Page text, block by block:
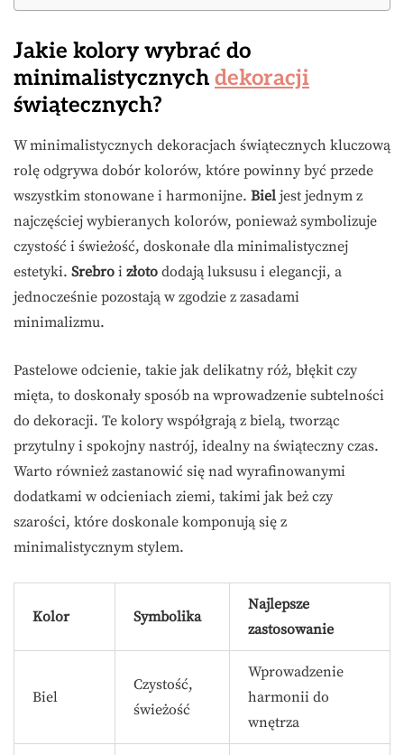
Jakie kolory wybrać do
minimalistycznych dekoracji
świątecznych?
W minimalistycznych dekoracjach świątecznych kluczową
rolę odgrywa dobór kolorów, które powinny być przede
wszystkim stonowane i harmonijne. Biel jest jednym z
najczęściej wybieranych kolorów, ponieważ symbolizuje
czystość i świeżość, doskonałe dla minimalistycznej
estetyki. Srebro i złoto dodają luksusu i elegancji, a
jednocześnie pozostają w zgodzie z zasadami
minimalizmu.
Pastelowe odcienie, takie jak delikatny róż, błękit czy
mięta, to doskonały sposób na wprowadzenie subtelności
do dekoracji. Te kolory współgrają z bielą, tworząc
przytulny i spokojny nastrój, idealny na świąteczny czas.
Warto również zastanowić się nad wyrafinowanymi
dodatkami w odcieniach ziemi, takimi jak beż czy
szarości, które doskonale komponują się z
minimalistycznym stylem.
Kolor Symbolika
Najlepsze
zastosowanie
Biel
Czystość,
świeżość
Wprowadzenie
harmonii do
wnętrza